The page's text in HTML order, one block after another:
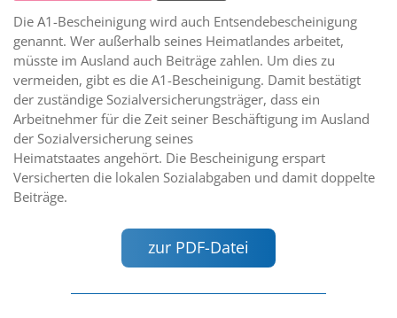
Die A1-Bescheinigung wird auch Entsendebescheinigung
genannt. Wer außerhalb seines Heimatlandes arbeitet,
müsste im Ausland auch Beiträge zahlen. Um dies zu
vermeiden, gibt es die A1-Bescheinigung. Damit bestätigt
der zuständige Sozialversicherungsträger, dass ein
Arbeitnehmer für die Zeit seiner Beschäftigung im Ausland
der Sozialversicherung seines
Heimatstaates angehört. Die Bescheinigung erspart
Versicherten die lokalen Sozialabgaben und damit doppelte
Beiträge.
zur PDF-Datei